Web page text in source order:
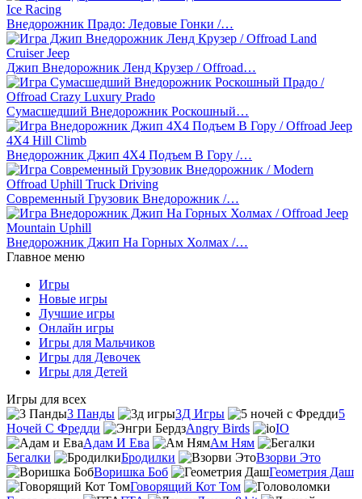
Внедорожник Прадо: Ледовые Гонки /…
Джип Внедорожник Ленд Крузер / Offroad…
Сумасшедший Внедорожник Роскошный…
Внедорожник Джип 4Х4 Подъем В Гору /…
Современный Грузовик Внедорожник /…
Внедорожник Джип На Горных Холмах /…
Главное меню
Игры
Новые игры
Лучшие игры
Онлайн игры
Игры для Мальчиков
Игры для Девочек
Игры для Детей
Игры для всех
3 Панды
3Д Игры
5
Ночей С Фредди
Angry Birds
IO
Адам И Ева
Ам Ням
Бегалки
Бродилки
Взорви Это
Воришка Боб
Геометрия Даш
Говорящий Кот Том